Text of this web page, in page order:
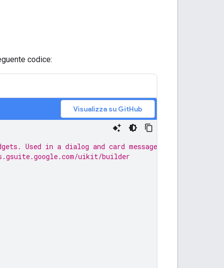
codice:
Visualizza su GitHub
Used in a dialog and card message.
uikit/builder